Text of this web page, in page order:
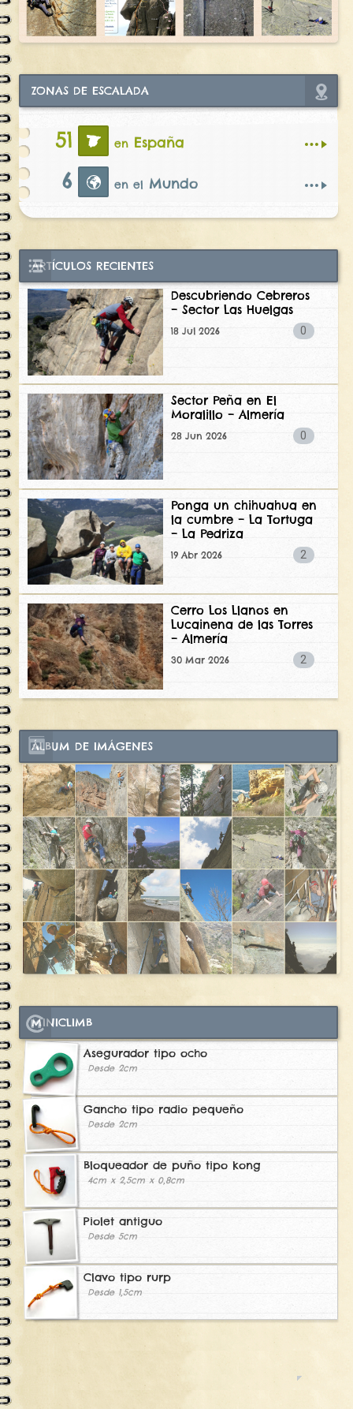
ZONAS DE ESCALADA
51 en España
6 en el Mundo
ARTÍCULOS RECIENTES
Descubriendo Cebreros
– Sector Las Huelgas
18 Jul 2026 0
Sector Peña en El
Moralillo – Almería
28 Jun 2026 0
Ponga un chihuahua en
la cumbre – La Tortuga
– La Pedriza
19 Abr 2026 2
Cerro Los Llanos en
Lucainena de las Torres
– Almería
30 Mar 2026 2
ÁLBUM DE IMÁGENES
MINICLIMB
Asegurador tipo ocho
Desde 2cm
Gancho tipo radio pequeño
Desde 2cm
Bloqueador de puño tipo kong
4cm x 2,5cm x 0,8cm
Piolet antiguo
Desde 5cm
Clavo tipo rurp
Desde 1,5cm